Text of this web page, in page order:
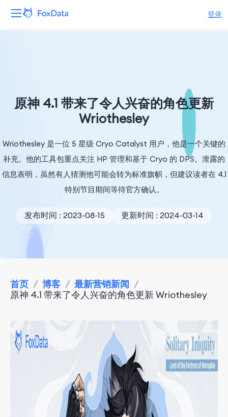
登录
解决方案
定价
公司
原神 4.1 带来了令人兴奋的角色更新
Wriothesley
Wriothesley 是一位 5​​ 星级 Cryo Catalyst 用户，他是一个关键的
补充。他的工具包重点关注 HP 管理和基于 Cryo 的 DPS。泄露的
信息表明，虽然有人猜测他可能会转为标准旗帜，但建议读者在 4.1
特别节目期间等待官方确认。
发布时间 : 2023-08-15 更新时间 : 2024-03-14
首页 / 博客 / 最新营销新闻 /
原神 4.1 带来了令人兴奋的角色更新 Wriothesley